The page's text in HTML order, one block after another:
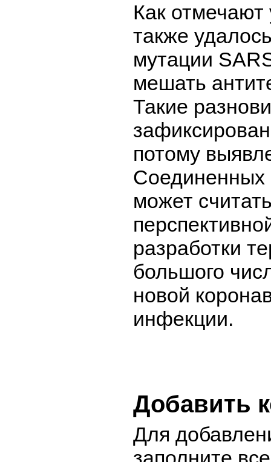
Как
также
мутации
мешать
Такие
потому
Соединенных
может
разработки
большого
новой
инфекции.
Добавить
Для